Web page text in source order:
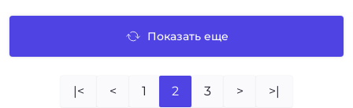
Показать еще
|< < 1 2 3 > >|